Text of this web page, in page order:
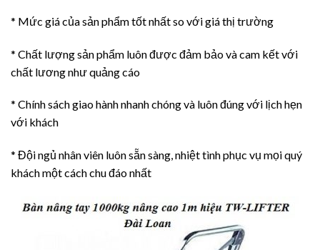
* Mức giá của sản phẩm tốt nhất so với giá thị trường
* Chất lượng sản phẩm luôn được đảm bảo và cam kết với
chất lương như quảng cáo
* Chính sách giao hành nhanh chóng và luôn đúng với lịch hẹn
với khách
* Đội ngủ nhân viên luôn sẵn sàng, nhiệt tình phục vụ mọi quý
khách một cách chu đáo nhất